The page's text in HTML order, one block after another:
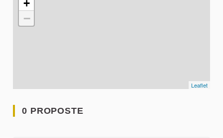
+
−
Leaflet
0 PROPOSTE